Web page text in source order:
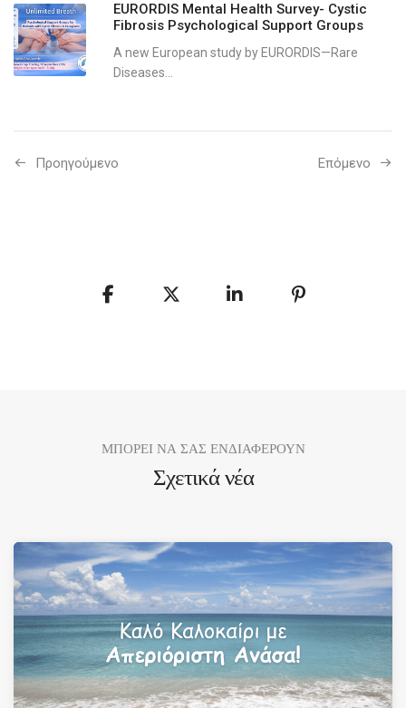
EURORDIS Mental Health Survey- Cystic
Fibrosis Psychological Support Groups
A new European study by EURORDIS—Rare
Diseases...
Προηγούμενo Επόμενο
ΜΠΟΡΕΙ ΝΑ ΣΑΣ ΕΝΔΙΑΦΕΡΟΥΝ
Σχετικά νέα